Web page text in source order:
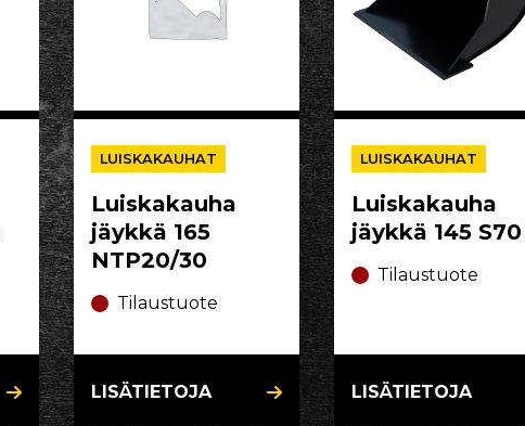
Luiskakauha
jäykkä 165
NTP20/30
LUISKAKAUHAT
Tilaustuote
LISÄTIETOJA
Luiskakauha
jäykkä 145 S70
LUISKAKAUHAT
Tilaustuote
LISÄTIETOJA